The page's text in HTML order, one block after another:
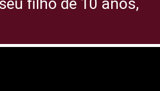
filho de 10 anos,